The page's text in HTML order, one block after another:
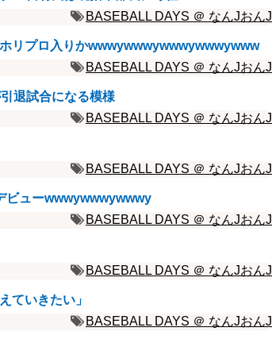
BASEBALL DAYS ＠ なんJおんJ
リプロ入りかwwwywwwywwwywwwywww
BASEBALL DAYS ＠ なんJおんJ
退試合になる模様
BASEBALL DAYS ＠ なんJおんJ
BASEBALL DAYS ＠ なんJおんJ
ビューwwwywwwywwwy
BASEBALL DAYS ＠ なんJおんJ
BASEBALL DAYS ＠ なんJおんJ
ていきたい」
BASEBALL DAYS ＠ なんJおんJ